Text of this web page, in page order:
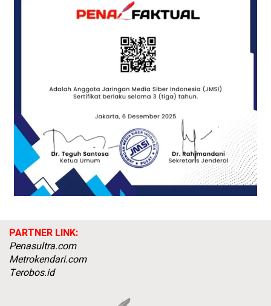
PARTNER LINK:
Penasultra.com
Metrokendari.com
Terobos.id